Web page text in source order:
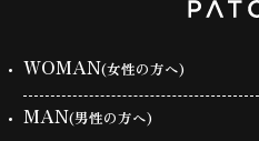
WOMAN(女性の方へ)
MAN(男性の方へ)